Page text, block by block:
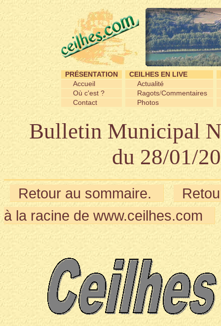
PRÉSENTATION
Accueil
Où c'est ?
Contact
CEILHES EN LIVE
Actualité
Ragots/Commentaires
Photos
Bulletin Municipal
du 28/01/
Retour au sommaire.
à la racine de www.ceilhes.com